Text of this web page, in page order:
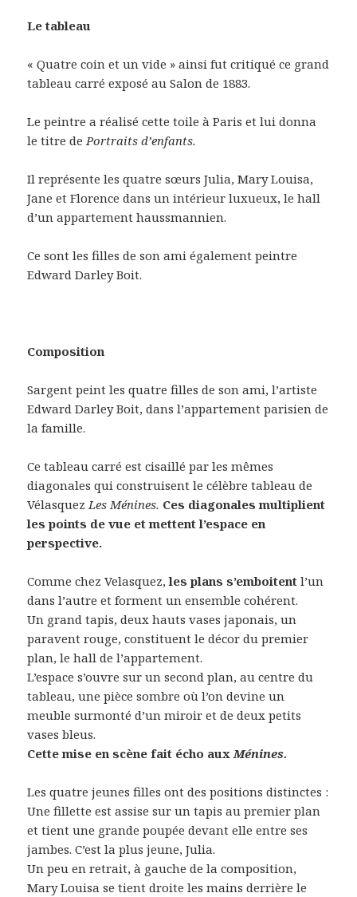
Le tableau
« Quatre coin et un vide » ainsi fut critiqué ce grand
tableau carré exposé au Salon de 1883.
Le peintre a réalisé cette toile à Paris et lui donna
le titre dePortraits d’enfants.
Il représente les quatre sœurs Julia, Mary Louisa,
Jane et Florence dans un intérieur luxueux, le hall
d’un appartement haussmannien.
Ce sont les filles de son ami également peintre
Edward Darley Boit.
Composition
Sargent peint les quatre filles de son ami, l’artiste
Edward Darley Boit, dans l’appartement parisien de
la famille.
Ce tableau carré est cisaillé par les mêmes
diagonales qui construisent le célèbre tableau de
VélasquezLes Ménines. Ces diagonales multiplient
les points de vue et mettent l’espace en
perspective.
Comme chez Velasquez,les plans s’emboitent l’un
dans l’autre et forment un ensemble cohérent.
Un grand tapis, deux hauts vases japonais, un
paravent rouge, constituent le décor du premier
plan, le hall de l’appartement.
L’espace s’ouvre sur un second plan, au centre du
tableau, une pièce sombre où l’on devine un
meuble surmonté d’un miroir et de deux petits
vases bleus.
Cette mise en scène fait écho auxMénines.
Les quatre jeunes filles ont des positions distinctes :
Une fillette est assise sur un tapis au premier plan
et tient une grande poupée devant elle entre ses
jambes. C’est la plus jeune, Julia.
Un peu en retrait, à gauche de la composition,
Mary Louisa se tient droite les mains derrière le